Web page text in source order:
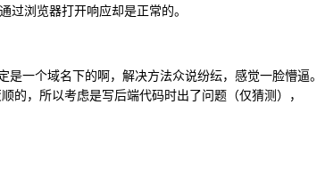
浏览器打开响应却是正常的。
一个域名下的啊，解决方法众说纷纭，感觉一脸懵逼
，所以考虑是写后端代码时出了问题（仅猜测），